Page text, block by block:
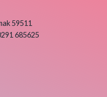
59511
685625